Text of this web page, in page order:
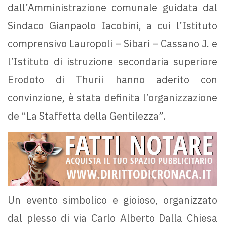
dall’Amministrazione comunale guidata dal
Sindaco Gianpaolo Iacobini, a cui l’Istituto
comprensivo Lauropoli – Sibari – Cassano J. e
l’Istituto di istruzione secondaria superiore
Erodoto di Thurii hanno aderito con
convinzione, è stata definita l’organizzazione
de “La Staffetta della Gentilezza”.
Un evento simbolico e gioioso, organizzato
dal plesso di via Carlo Alberto Dalla Chiesa